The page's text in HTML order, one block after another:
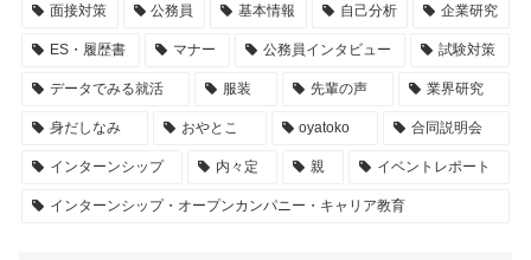
面接対策 公務員 基本情報 自己分析 企業研究
ES・履歴書 マナー 公務員インタビュー 試験対策
データでみる就活 服装 先輩の声 業界研究
身だしなみ おやとこ oyatoko 合同説明会
インターンシップ 内々定 親 イベントレポート
インターンシップ・オープンカンパニー・キャリア教育